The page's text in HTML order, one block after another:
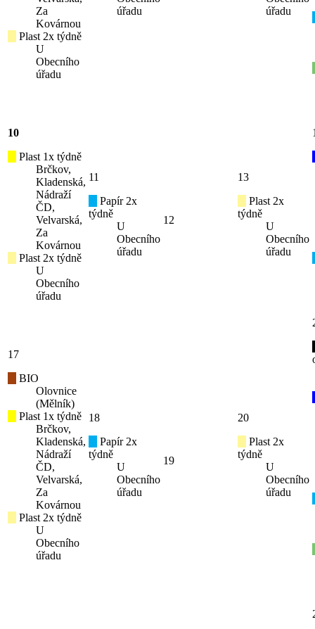
Za
Kovárnou
Plast 2x týdně
U
Obecního
úřadu
úřadu
úřadu
10
Plast 1x týdně
Brčkov,
Kladenská,
Nádraží
ČD,
Velvarská,
Za
Kovárnou
Plast 2x týdně
U
Obecního
úřadu
11
Papír 2x
týdně
U
Obecního
úřadu
12
13
Plast 2x
týdně
U
Obecního
úřadu
17
BIO
Olovnice
(Mělník)
Plast 1x týdně
Brčkov,
Kladenská,
Nádraží
ČD,
Velvarská,
Za
Kovárnou
Plast 2x týdně
U
Obecního
úřadu
18
Papír 2x
týdně
U
Obecního
úřadu
19
20
Plast 2x
týdně
U
Obecního
úřadu